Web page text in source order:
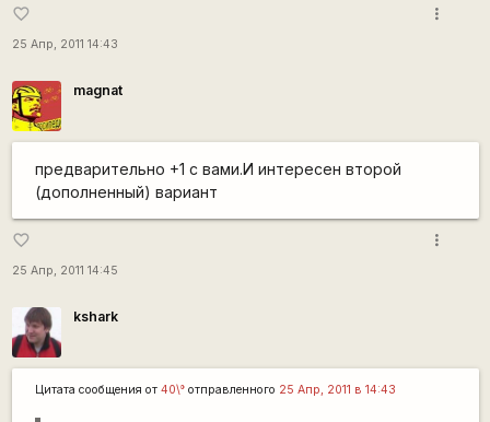
favorite_border
25 Апр, 2011 14:43
more_vert
magnat
предварительно +1 с вами.И интересен второй
(дополненный) вариант
favorite_border
25 Апр, 2011 14:45
more_vert
kshark
Цитата сообщения от 40\°отправленного 25 Апр, 2011 в 14:43